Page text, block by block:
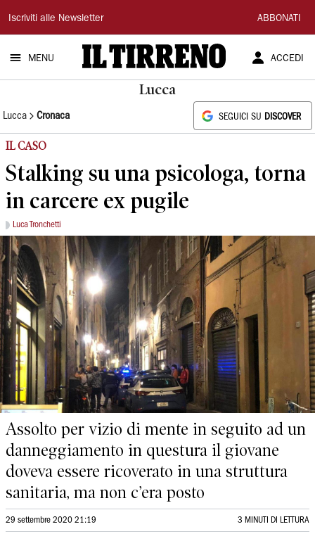
Il
Tirreno
Iscriviti alle Newsletter ABBONATI
MENU ACCEDI
Lucca
Lucca Cronaca SEGUICI SU DISCOVER
IL CASO
Stalking su una psicologa, torna
in carcere ex pugile
Luca Tronchetti
Assolto per vizio di mente in seguito ad un
danneggiamento in questura il giovane
doveva essere ricoverato in una struttura
sanitaria, ma non c’era posto
29 settembre 2020 21:19 3 MINUTI DI LETTURA